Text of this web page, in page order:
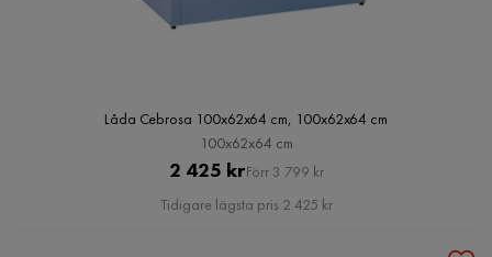
Låda Cebrosa 100x62x64 cm, 100x62x64 cm
100x62x64 cm
Pris
2 425 krOriginal
Pris
Förr 3 799 kr
Tidigare lägsta pris 2 425 kr